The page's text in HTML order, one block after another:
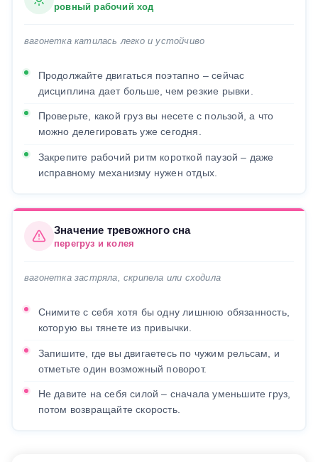
ровный рабочий ход
вагонетка катилась легко и устойчиво
Продолжайте двигаться поэтапно – сейчас
дисциплина дает больше, чем резкие рывки.
Проверьте, какой груз вы несете с пользой, а что
можно делегировать уже сегодня.
Закрепите рабочий ритм короткой паузой – даже
исправному механизму нужен отдых.
Значение тревожного сна
перегруз и колея
вагонетка застряла, скрипела или сходила
Снимите с себя хотя бы одну лишнюю обязанность,
которую вы тянете из привычки.
Запишите, где вы двигаетесь по чужим рельсам, и
отметьте один возможный поворот.
Не давите на себя силой – сначала уменьшите груз,
потом возвращайте скорость.